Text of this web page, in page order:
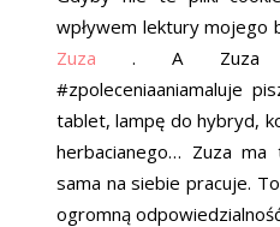
wpływem lektury mojego
Zuza. A Zuza
#zpoleceniaaniamaluje
tablet, lampę do hybryd,
herbacianego… Zuza
sama na siebie pracuje.
ogromną